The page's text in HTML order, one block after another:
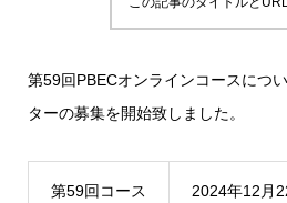
第59回PBECオンラインコースにつ
ターの募集を開始致しました。
第59回コース
2024年12月